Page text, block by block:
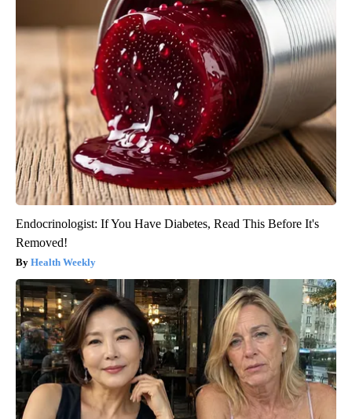
Endocrinologist: If You Have Diabetes, Read This Before It's
Removed!
Health Weekly